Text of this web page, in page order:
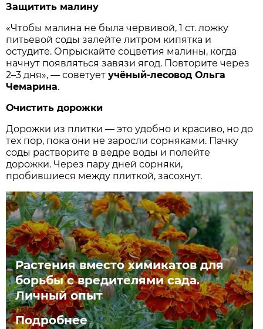
Защитить малину
«Чтобы малина не была червивой, 1 ст. ложку
питьевой соды залейте литром кипятка и
остудите. Опрыскайте соцветия малины, когда
начнут появляться завязи ягод. Повторите через
2–3 дня», — советуетучёный-лесовод Ольга
Чемарина.
Очистить дорожки
Дорожки из плитки — это удобно и красиво, но до
тех пор, пока они не заросли сорняками. Пачку
соды растворите в ведре воды и полейте
дорожки. Через пару дней сорняки,
пробившиеся между плиткой, засохнут.
Растения вместо химикатов для
борьбы с вредителями сада.
Личный опыт
Подробнее